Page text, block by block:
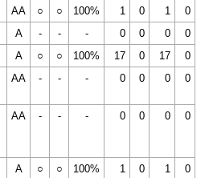
AA ○ ○ 100% 1 0 1
0
A - - - 0 0 0
0
A ○ ○ 100% 17 0 17 0
AA - - - 0 0 0 0
AA - - - 0 0 0 0
A ○ ○ 100% 1 0 1 0